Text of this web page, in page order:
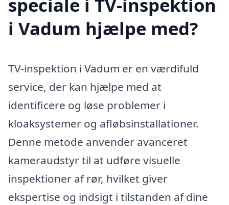
i Vadum hjælpe med?
TV-inspektion i Vadum er en værdifuld
service, der kan hjælpe med at
identificere og løse problemer i
kloaksystemer og afløbsinstallationer.
Denne metode anvender avanceret
kameraudstyr til at udføre visuelle
inspektioner af rør, hvilket giver
ekspertise og indsigt i tilstanden af dine